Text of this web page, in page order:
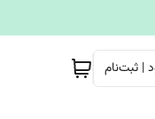
| ثبت‌نام